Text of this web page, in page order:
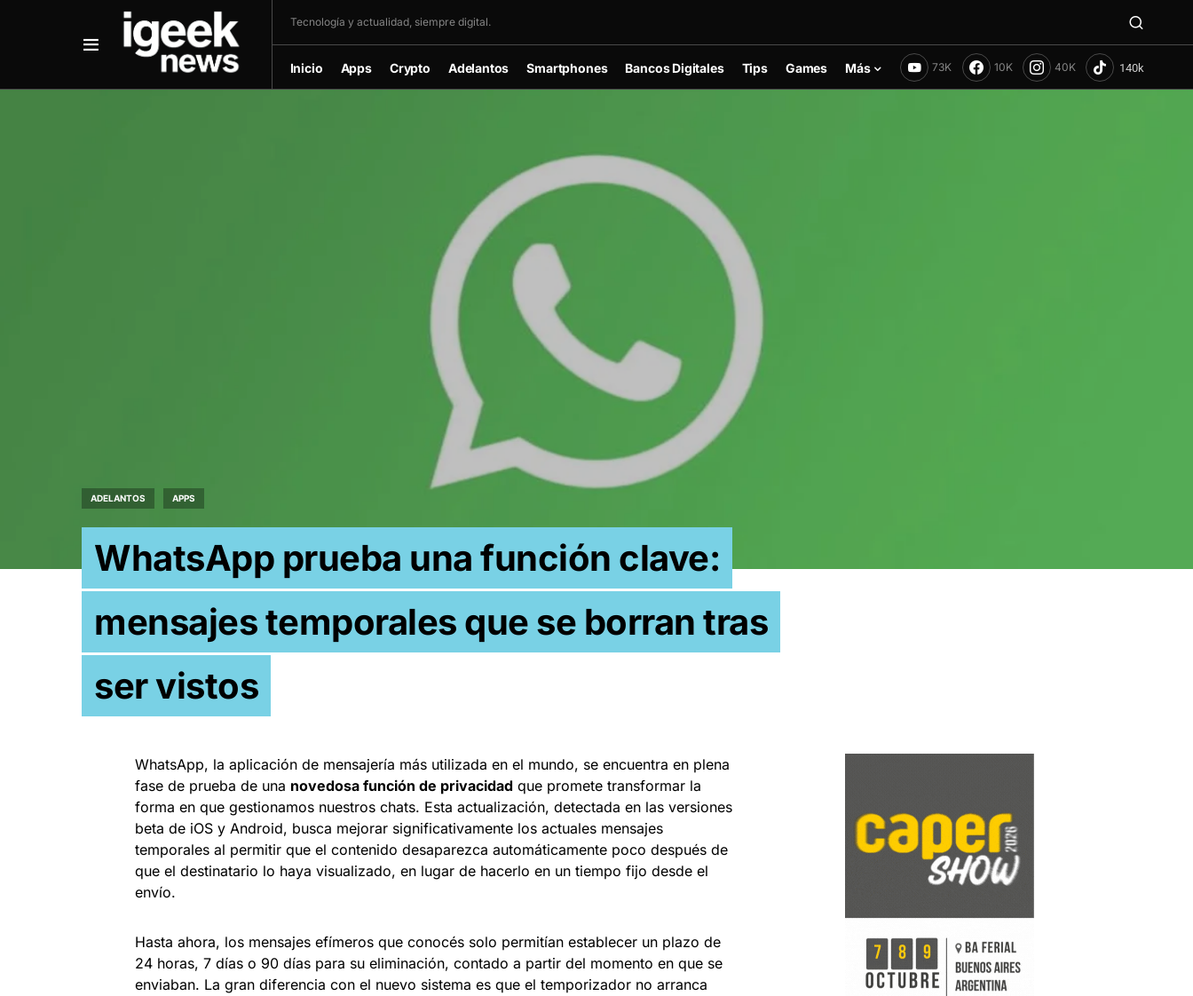
Tecnología y actualidad, siempre digital.
Inicio Apps Crypto Adelantos Smartphones Bancos Digitales Tips Games Más 73K 10K 40K
ADELANTOS APPS
WhatsApp prueba una función clave:
mensajes temporales que se borran tras
ser vistos
WhatsApp, la aplicación de mensajería más utilizada en el mundo, se encuentra en plena
fase de prueba de una novedosa función de privacidad que promete transformar la
forma en que gestionamos nuestros chats. Esta actualización, detectada en las versiones
beta de iOS y Android, busca mejorar significativamente los actuales mensajes
temporales al permitir que el contenido desaparezca automáticamente poco después de
que el destinatario lo haya visualizado, en lugar de hacerlo en un tiempo fijo desde el
envío.
Hasta ahora, los mensajes efímeros que conocés solo permitían establecer un plazo de
24 horas, 7 días o 90 días para su eliminación, contado a partir del momento en que se
enviaban. La gran diferencia con el nuevo sistema es que el temporizador no arranca